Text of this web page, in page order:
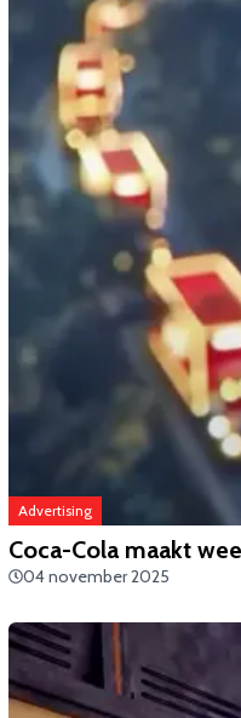
Advertising
Coca-Cola maakt
04 november 2025